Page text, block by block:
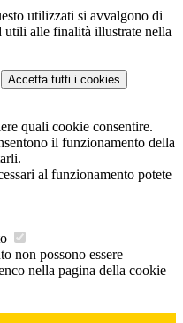
utilizzati si avvalgono di
utili alle finalità illustrate nella
Accetta tutti i cookies
quali cookie consentire.
il funzionamento della
al funzionamento potete
non possono essere
nella pagina della cookie